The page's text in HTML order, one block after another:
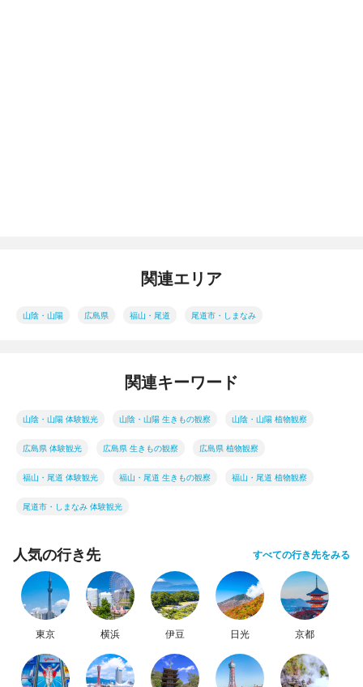
関連エリア
山陰・山陽 広島県 福山・尾道 尾道市・しまなみ
関連キーワード
山陰・山陽 体験観光 山陰・山陽 生きもの観察 山陰・山陽 植物観察
広島県 体験観光 広島県 生きもの観察 広島県 植物観察
福山・尾道 体験観光 福山・尾道 生きもの観察 福山・尾道 植物観察
尾道市・しまなみ 体験観光
人気の行き先 すべての行き先をみる
東京 横浜 伊豆 日光 京都